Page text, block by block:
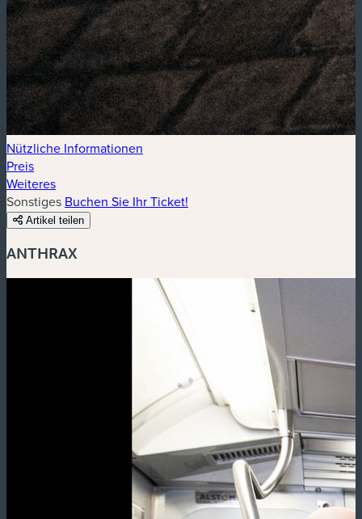
Nützliche Informationen
Preis
Weiteres
Sonstiges Buchen Sie Ihr Ticket!
Artikel teilen
ANTHRAX